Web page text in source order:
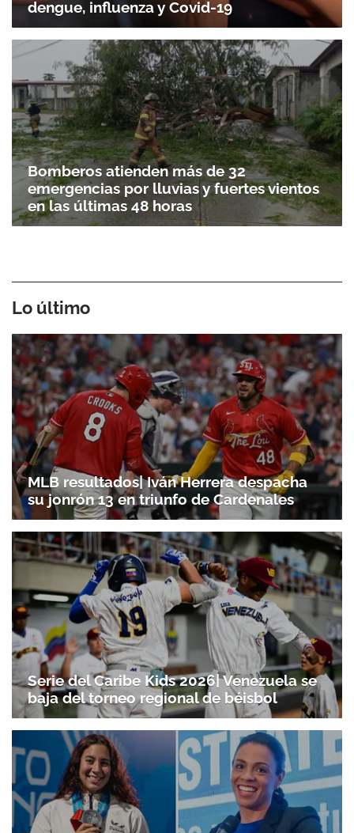
dengue, influenza y Covid-19
Bomberos atienden más de 32
emergencias por lluvias y fuertes vientos
en las últimas 48 horas
Lo último
MLB resultados| Iván Herrera despacha
su jonrón 13 en triunfo de Cardenales
Serie del Caribe Kids 2026| Venezuela se
baja del torneo regional de béisbol